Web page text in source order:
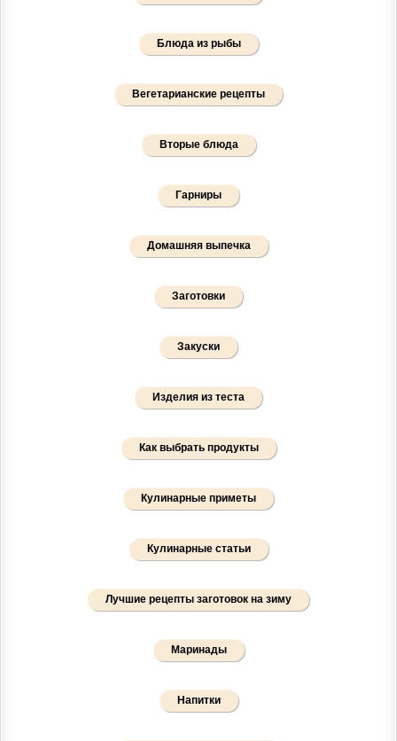
Блюда из рыбы
Вегетарианские рецепты
Вторые блюда
Гарниры
Домашняя выпечка
Заготовки
Закуски
Изделия из теста
Как выбрать продукты
Кулинарные приметы
Кулинарные статьи
Лучшие рецепты заготовок на зиму
Маринады
Напитки